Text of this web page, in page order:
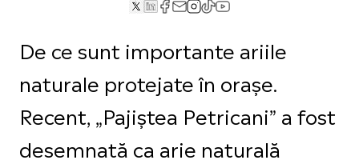
De ce sunt importante ariile
naturale protejate în orașe.
Recent, „Pajiștea Petricani” a fost
desemnată ca arie naturală